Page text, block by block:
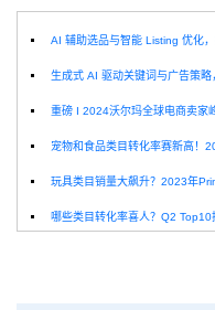
AI 辅助选品与智能 Listing 优化
重磅 I 2024沃尔玛全球电商卖家
玩具类目销量大飙升？2023年